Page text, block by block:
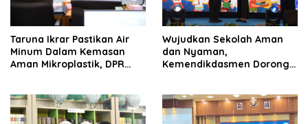
Taruna Ikrar Pastikan Air
Minum Dalam Kemasan
Aman Mikroplastik, DPR
Wujudkan Sekolah Aman
dan Nyaman,
Kemendikdasmen Dorong